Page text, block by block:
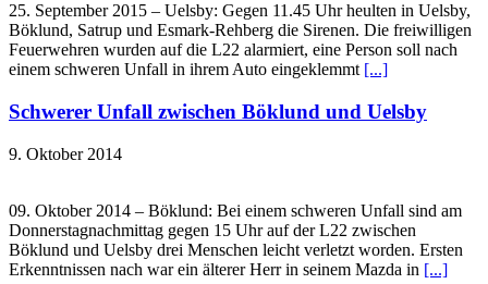
25. September 2015 – Uelsby: Gegen 11.45 Uhr heulten in Uelsby,
Böklund, Satrup und Esmark-Rehberg die Sirenen. Die freiwilligen
Feuerwehren wurden auf die L22 alarmiert, eine Person soll nach
einem schweren Unfall in ihrem Auto eingeklemmt [...]
Schwerer Unfall zwischen Böklund und Uelsby
9. Oktober 2014
09. Oktober 2014 – Böklund: Bei einem schweren Unfall sind am
Donnerstagnachmittag gegen 15 Uhr auf der L22 zwischen
Böklund und Uelsby drei Menschen leicht verletzt worden. Ersten
Erkenntnissen nach war ein älterer Herr in seinem Mazda in [...]